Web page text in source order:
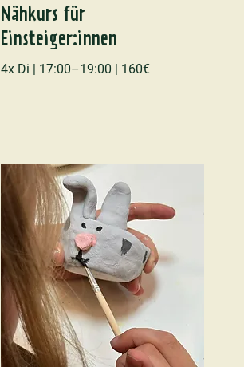
Nähkurs für
Einsteiger:innen
4x Di | 17:00–19:00 | 160€